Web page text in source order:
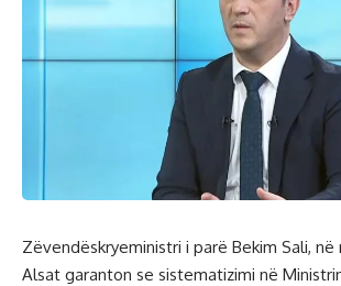
Zëvendëskryeministri i parë Bekim Sali,
Alsat garanton se sistematizimi në